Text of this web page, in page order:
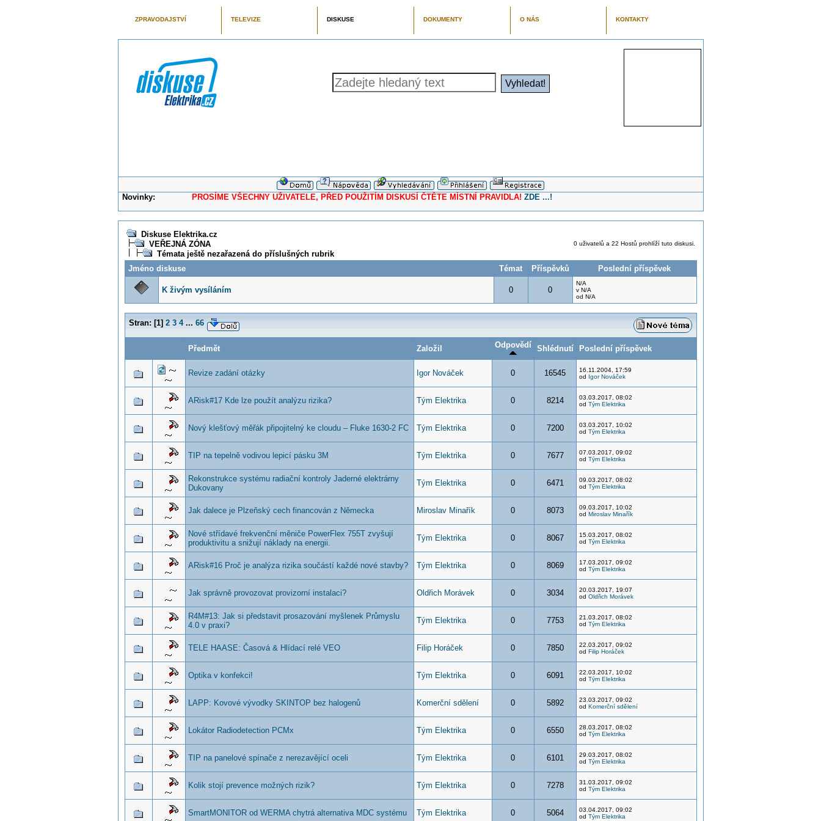
ZPRAVODAJSTVÍ TELEVIZE DISKUSE DOKUMENTY O NÁS KONTAKTY
Novinky: PROSÍME VŠECHNY UŽIVATELE, PŘED POUŽITÍM DISKUSÍ ČTĚTE MÍSTNÍ PRAVIDLA! ZDE ...!
Diskuse Elektrika.cz
VEŘEJNÁ ZÓNA
Témata ještě nezařazená do příslušných rubrik
0 uživatelů a 22 Hostů prohlíží tuto diskusi.
Jméno diskuse Témat Příspěvků Poslední příspěvek
K živým vysíláním 0 0
N/A
v N/A
od N/A
Stran: [1] 2 3 4 ... 66
Předmět Založil Odpovědí Shlédnutí Poslední příspěvek
Revize zadání otázky Igor Nováček 0 16545
16.11.2004, 17:59
od Igor Nováček
ARisk#17 Kde lze použít analýzu rizika? Tým Elektrika 0 8214
03.03.2017, 08:02
od Tým Elektrika
Nový klešťový měřák připojitelný ke cloudu – Fluke 1630-2 FC Tým Elektrika 0 7200
03.03.2017, 10:02
od Tým Elektrika
TIP na tepelně vodivou lepicí pásku 3M Tým Elektrika 0 7677
07.03.2017, 09:02
od Tým Elektrika
Rekonstrukce systému radiační kontroly Jaderné elektrárny
Dukovany
Tým Elektrika 0 6471
09.03.2017, 08:02
od Tým Elektrika
Jak dalece je Plzeňský cech financován z Německa Miroslav Minařík 0 8073
09.03.2017, 10:02
od Miroslav Minařík
Nové střídavé frekvenční měniče PowerFlex 755T zvyšují
produktivitu a snižují náklady na energii.
Tým Elektrika 0 8067
15.03.2017, 08:02
od Tým Elektrika
ARisk#16 Proč je analýza rizika součástí každé nové stavby? Tým Elektrika 0 8069
17.03.2017, 09:02
od Tým Elektrika
Jak správně provozovat provizorní instalaci? Oldřich Morávek 0 3034
20.03.2017, 19:07
od Oldřich Morávek
R4M#13: Jak si představit prosazování myšlenek Průmyslu
4.0 v praxi?
Tým Elektrika 0 7753
21.03.2017, 08:02
od Tým Elektrika
TELE HAASE: Časová & Hlídací relé VEO Filip Horáček 0 7850
22.03.2017, 09:02
od Filip Horáček
Optika v konfekci! Tým Elektrika 0 6091
22.03.2017, 10:02
od Tým Elektrika
LAPP: Kovové vývodky SKINTOP bez halogenů Komerční sdělení 0 5892
23.03.2017, 09:02
od Komerční sdělení
Lokátor Radiodetection PCMx Tým Elektrika 0 6550
28.03.2017, 08:02
od Tým Elektrika
TIP na panelové spínače z nerezavějící oceli Tým Elektrika 0 6101
29.03.2017, 08:02
od Tým Elektrika
Kolik stojí prevence možných rizik? Tým Elektrika 0 7278
31.03.2017, 09:02
od Tým Elektrika
SmartMONITOR od WERMA chytrá alternativa MDC systému Tým Elektrika 0 5064
03.04.2017, 09:02
od Tým Elektrika